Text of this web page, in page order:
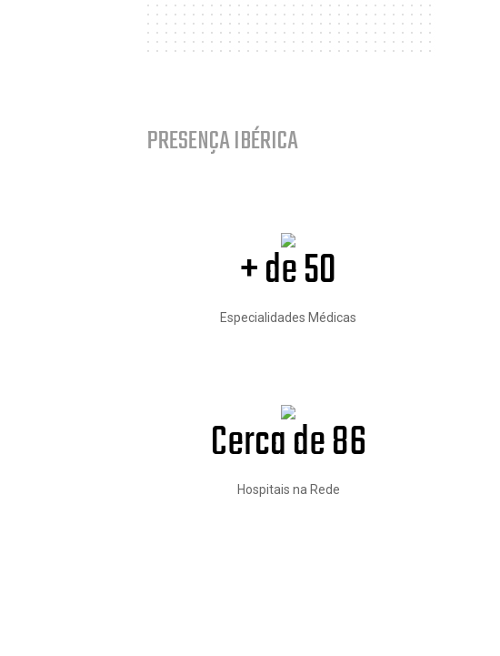
PRESENÇA IBÉRICA
+ de 50
Especialidades Médicas
Cerca de 86
Hospitais na Rede